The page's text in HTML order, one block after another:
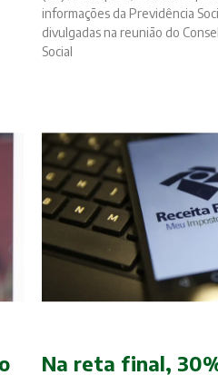
informações da Previdência
divulgadas na reunião do
Social
Na reta final,